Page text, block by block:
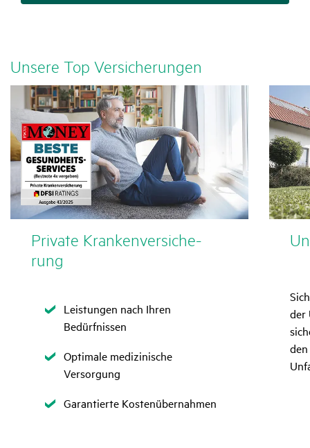
Unsere Top Versi­che­rungen
Private Kran­ken­ver­si­che­
rung
Zutreffend
Leistungen nach Ihren
Bedürfnissen
Zutreffend
Optimale medizinische
Versorgung
Zutreffend
Garantierte Kostenübernahmen
der